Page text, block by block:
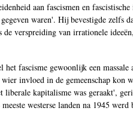
aan fascismen en
waren'. Hij bevestigde zelfs
verspreiding van irrationele
fascisme gewoonlijk een
invloed in de gemeenschap kon
kapitalisme was geraakt',
westerse landen na 1945